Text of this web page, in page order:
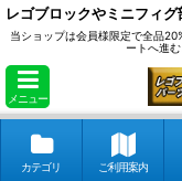
レゴブロックやミニフィ
当ショップは会員様限定で全品
ートへ進
メニュー
カテゴリ ご利用案内